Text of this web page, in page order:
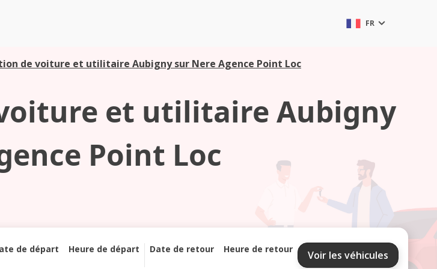
FR
de voiture et utilitaire Aubigny sur Nere Agence Point Loc
et utilitaire Aubigny
Point Loc
de départ Heure de départ Date de retour Heure de retour Voir les véhicules